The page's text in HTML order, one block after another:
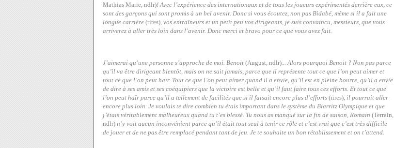
Mathias Marie, ndlr)! Avec l’expérience des internationaux et de tous les joueurs expérimentés derrière eux, ce
sont des garçons qui sont promis à un bel avenir. Donc si vous écoutez, non pas Bidabé, même si il a fait une
longue carrière (rires), vos entraîneurs et un petit peu vos dirigeants, je suis convaincu, messieurs, que vous
arriverez à aller très loin dans l’avenir. Donc merci et bravo pour ce que vous avez fait.
J’aimerai qu’une personne s’approche de moi. Benoit (August, ndlr)... Alors pourquoi Benoit ? Non pas parce
qu’il va être dirigeant bientôt, mais on ne sait jamais, parce que il représente tout ce que l’on peut aimer et
tout ce que l’on peut haïr. Tout ce que l’on peut aimer quand il a envie, qu’il est en pleine bourre, qu’il a envie
de dire à ses amis et ses coéquipiers que la victoire est belle et qu’il faut faire tous ces efforts. Et tout ce que
l’on peut haïr parce qu’il a tellement de facilités que si il faisait encore plus d’efforts (rires), il pourrait aller
encore plus loin. Je voulais te dire combien tu étais important dans le système du Biarritz Olympique et que
j’étais véritablement malheureux quand tu t’es blessé. Tu nous as manqué sur la fin de saison, Romain (Terrain,
ndlr) n’y voit aucun inconvénient parce qu’il était tout seul à tenir ce rôle et c’est vrai que c’est très difficile
de jouer et de ne pas être remplacé pendant tant de jeu. Je te souhaite un bon rétablissement et on t’attend.